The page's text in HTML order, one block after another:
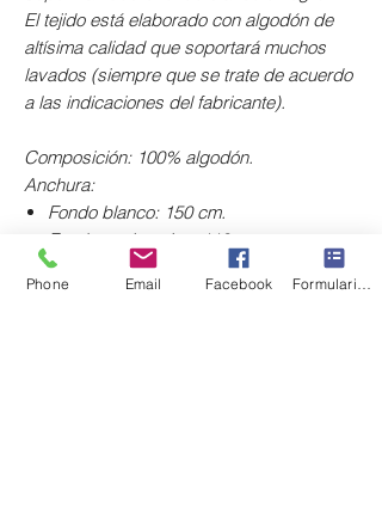
El tejido está elaborado con algodón de
altísima calidad que soportará muchos
lavados (siempre que se trate de acuerdo
a las indicaciones del fabricante).
Composición: 100% algodón.
Anchura:
Fondo blanco: 150 cm.
Fondo azul marino: 110cm.
Diseño/licencia:Superman© yDC
Phone Email Facebook